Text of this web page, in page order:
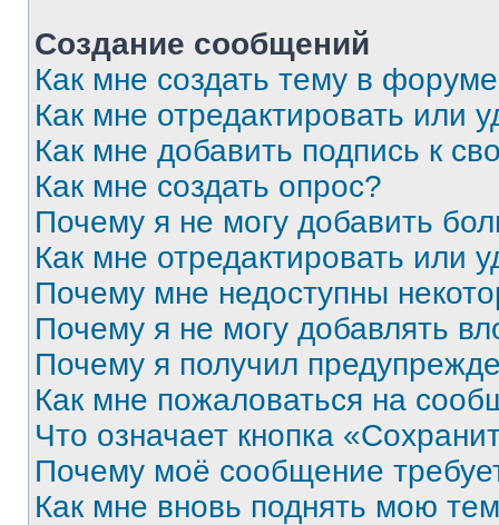
Создание сообщений
Как мне создать тему в
Как мне отредактировать или
Как мне добавить подпись к
Как мне создать опрос?
Почему я не могу добавить
Как мне отредактировать или
Почему мне недоступны
Почему я не могу добавлять
Почему я получил
Как мне пожаловаться на
Что означает кнопка
Почему моё сообщение
Как мне вновь поднять мою